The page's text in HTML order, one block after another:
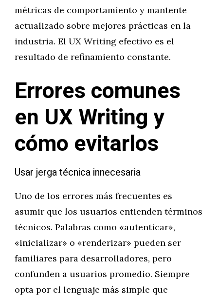
métricas de comportamiento y mantente
actualizado sobre mejores prácticas en la
industria. El UX Writing efectivo es el
resultado de refinamiento constante.
Errores comunes
en UX Writing y
cómo evitarlos
Usar jerga técnica innecesaria
Uno de los errores más frecuentes es
asumir que los usuarios entienden términos
técnicos. Palabras como «autenticar»,
«inicializar» o «renderizar» pueden ser
familiares para desarrolladores, pero
confunden a usuarios promedio. Siempre
opta por el lenguaje más simple que